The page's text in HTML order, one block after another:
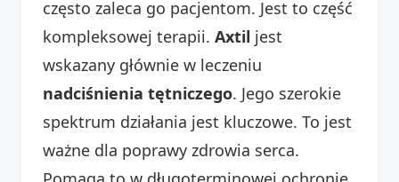
często zaleca go pacjentom. Jest to część
kompleksowej terapii. Axtil jest
wskazany głównie w leczeniu
nadciśnienia tętniczego. Jego szerokie
spektrum działania jest kluczowe. To jest
ważne dla poprawy zdrowia serca.